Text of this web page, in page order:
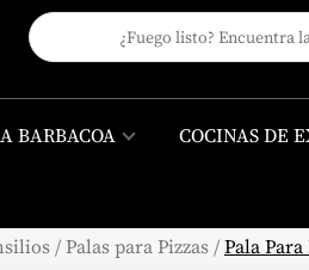
BARBACOA COCINAS DE
/Palas para Pizzas /Pala